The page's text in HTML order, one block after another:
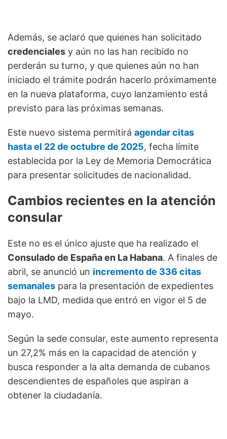
Además, se aclaró que quienes han solicitado
credenciales y aún no las han recibido no
perderán su turno, y que quienes aún no han
iniciado el trámite podrán hacerlo próximamente
en la nueva plataforma, cuyo lanzamiento está
previsto para las próximas semanas.
Este nuevo sistema permitirá agendar citas
hasta el 22 de octubre de 2025, fecha límite
establecida por la Ley de Memoria Democrática
para presentar solicitudes de nacionalidad.
Cambios recientes en la atención
consular
Este no es el único ajuste que ha realizado el
Consulado de España en La Habana. A finales de
abril, se anunció un incremento de 336 citas
semanales para la presentación de expedientes
bajo la LMD, medida que entró en vigor el 5 de
mayo.
Según la sede consular, este aumento representa
un 27,2% más en la capacidad de atención y
busca responder a la alta demanda de cubanos
descendientes de españoles que aspiran a
obtener la ciudadanía.